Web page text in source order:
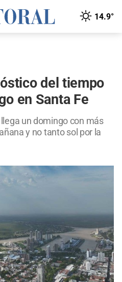
14.9°
del tiempo
en Santa Fe
un domingo con más
y no tanto sol por la